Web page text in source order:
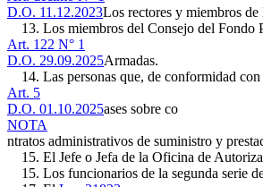
D.O. 11.12.2023Los rectores y miembros
13. Los miembros del Consejo del Fondo
Art. 122 N° 1
D.O. 29.09.2025Armadas.
14. Las personas que, de conformidad
Art. 5
D.O. 01.10.2025ases sobre co
NOTA
ntratos administrativos de suministro y
15. El Jefe o Jefa de la Oficina de
15. Los funcionarios de la segunda serie